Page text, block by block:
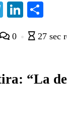
Te
gr
m
Li
ed di
di
0 27 sec
“La